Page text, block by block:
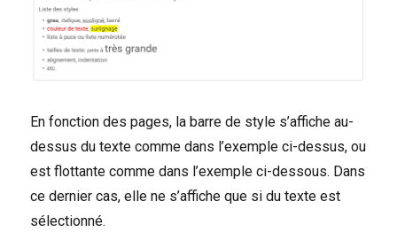
En fonction des pages, la barre de style s’affiche au-
dessus du texte comme dans l’exemple ci-dessus, ou
est flottante comme dans l’exemple ci-dessous. Dans
ce dernier cas, elle ne s’affiche que si du texte est
sélectionné.